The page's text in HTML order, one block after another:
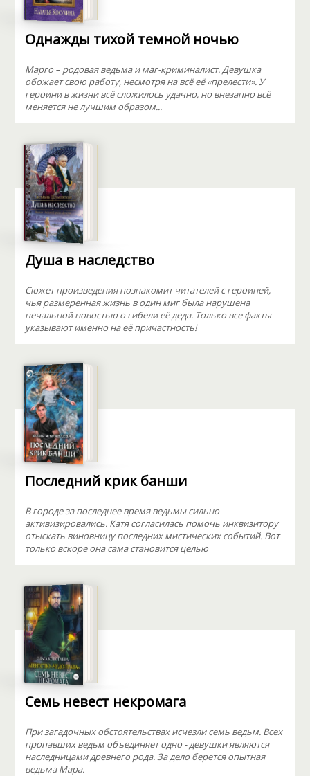
Однажды тихой темной ночью
Марго – родовая ведьма и маг-криминалист. Девушка
обожает свою работу, несмотря на всё её «прелести». У
героини в жизни всё сложилось удачно, но внезапно всё
меняется не лучшим образом...
Душа в наследство
Сюжет произведения познакомит читателей с героиней,
чья размеренная жизнь в один миг была нарушена
печальной новостью о гибели её деда. Только все факты
указывают именно на её причастность!
Последний крик банши
В городе за последнее время ведьмы сильно
активизировались. Катя согласилась помочь инквизитору
отыскать виновницу последних мистических событий. Вот
только вскоре она сама становится целью
Семь невест некромага
При загадочных обстоятельствах исчезли семь ведьм. Всех
пропавших ведьм объединяет одно - девушки являются
наследницами древнего рода. За дело берется опытная
ведьма Мара.